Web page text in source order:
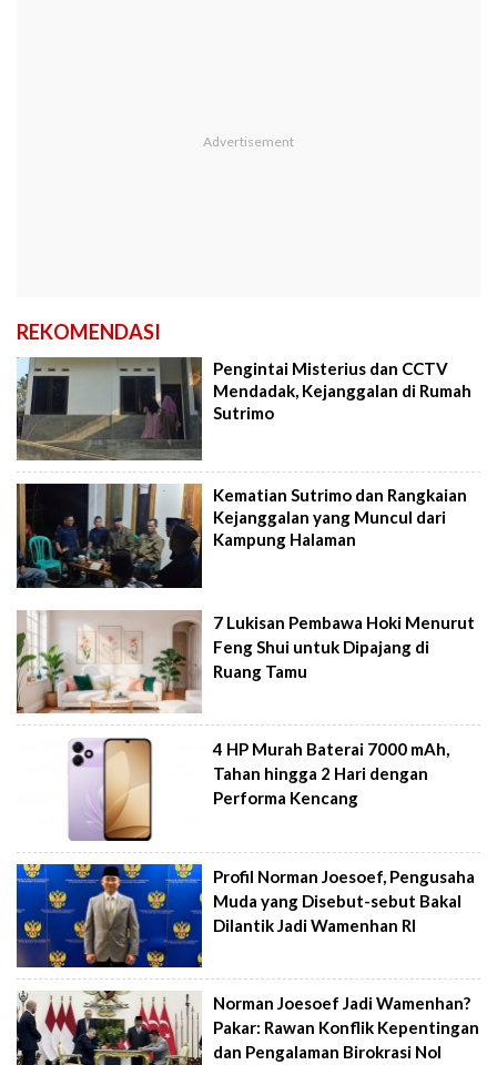
REKOMENDASI
Pengintai Misterius dan CCTV
Mendadak, Kejanggalan di Rumah
Sutrimo
Kematian Sutrimo dan Rangkaian
Kejanggalan yang Muncul dari
Kampung Halaman
7 Lukisan Pembawa Hoki Menurut
Feng Shui untuk Dipajang di
Ruang Tamu
4 HP Murah Baterai 7000 mAh,
Tahan hingga 2 Hari dengan
Performa Kencang
Profil Norman Joesoef, Pengusaha
Muda yang Disebut-sebut Bakal
Dilantik Jadi Wamenhan RI
Norman Joesoef Jadi Wamenhan?
Pakar: Rawan Konflik Kepentingan
dan Pengalaman Birokrasi Nol